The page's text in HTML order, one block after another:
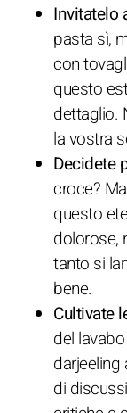
Invitatelo
pasta sì,
con
questo
dettaglio.
la vostra
Decidete
croce?
questo
dolorose,
tanto si
bene.
Cultivate
del
darjeeling
di